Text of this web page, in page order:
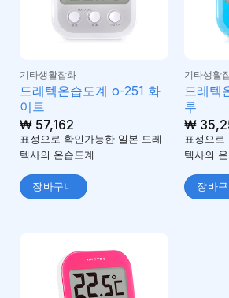
기타생활잡화
드레텍온습도계 o-251 화
이트
₩57,162
표정으로 확인가능한 일본 드레
텍사의 온습도계
장바구니
기타생활
드레텍
루
₩
표정으로
텍사의
장바구